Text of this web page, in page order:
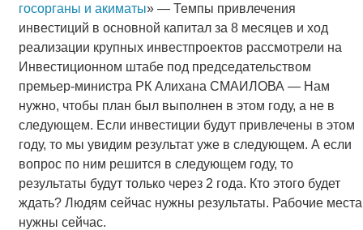
госорганы и акиматы» — Темпы привлечения
инвестиций в основной капитал за 8 месяцев и ход
реализации крупных инвестпроектов рассмотрели на
Инвестиционном штабе под председательством
премьер-министра РК Алихана СМАИЛОВА — Нам
нужно, чтобы план был выполнен в этом году, а не в
следующем. Если инвестиции будут привлечены в этом
году, то мы увидим результат уже в следующем. А если
вопрос по ним решится в следующем году, то
результаты будут только через 2 года. Кто этого будет
ждать? Людям сейчас нужны результаты. Рабочие места
нужны сейчас.